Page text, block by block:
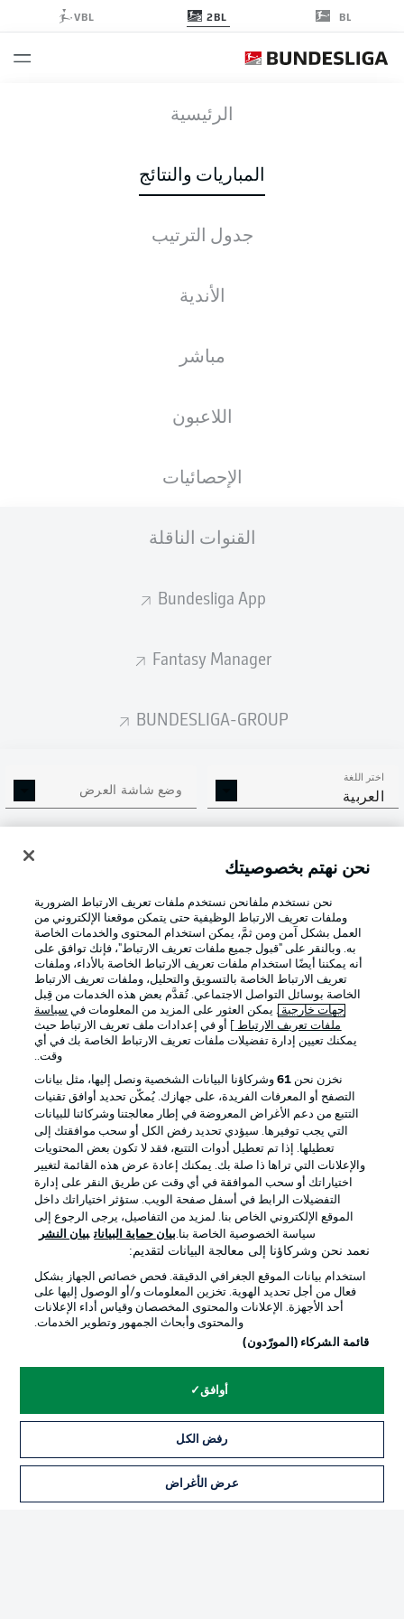
BL
2BL
VBL
الرئيسية
المباريات والنتائج
جدول الترتيب
الأندية
مباشر
اللاعبون
الإحصائيات
القنوات الناقلة
Bundesliga App
Fantasy Manager
BUNDESLIGA-GROUP
اختر اللغة
العربية وضع شاشة العرض
تسجيل الدخول
الأخبار التشكيلات الإحصائيات
انطلاق المباراة.
Football as it's meant to be
تطبيق الدوري الألماني
Official Partners
إدارة التفضيلات بيان الخصوصية
الوظائف
نحن نهتم بخصوصيتك
نحن نستخدم ملفانحن نستخدم ملفات تعريف الارتباط الضرورية
وملفات تعريف الارتباط الوظيفية حتى يتمكن موقعنا الإلكتروني من
العمل بشكل آمن ومن ثمَّ، يمكن استخدام المحتوى والخدمات الخاصة
به. وبالنقر على "قبول جميع ملفات تعريف الارتباط"، فإنك توافق على
أنه يمكننا أيضًا استخدام ملفات تعريف الارتباط الخاصة بالأداء، وملفات
تعريف الارتباط الخاصة بالتسويق والتحليل، وملفات تعريف الارتباط
الخاصة بوسائل التواصل الاجتماعي. تُقدَّم بعض هذه الخدمات من قِبل
جهات خارجية . يمكن العثور على المزيد من المعلومات في سياسة
ملفات تعريف الارتباط
] أو في إعدادات ملف تعريف الارتباط حيث
يمكنك تعيين إدارة تفضيلات ملفات تعريف الارتباط الخاصة بك في أي
وقت..
نخزن نحن 61وشركاؤنا البيانات الشخصية ونصل إليها، مثل بيانات
التصفح أو المعرفات الفريدة، على جهازك. يُمكّن تحديد أوافق تقنيات
التتبع من دعم الأغراض المعروضة في إطار معالجتنا وشركائنا للبيانات
التي يجب توفيرها. سيؤدي تحديد رفض الكل أو سحب موافقتك إلى
تعطيلها. إذا تم تعطيل أدوات التتبع، فقد لا تكون بعض المحتويات
والإعلانات التي تراها ذا صلة بك. يمكنك إعادة عرض هذه القائمة لتغيير
اختياراتك أو سحب الموافقة في أي وقت عن طريق النقر على إدارة
التفضيلات الرابط في أسفل صفحة الويب. ستؤثر اختياراتك داخل
الموقع الإلكتروني الخاص بنا. لمزيد من التفاصيل، يرجى الرجوع إلى
سياسة الخصوصية الخاصة بنا.بيان حماية البيانات بيان النشر
نعمد نحن وشركاؤنا إلى معالجة البيانات لتقديم:
استخدام بيانات الموقع الجغرافي الدقيقة. فحص خصائص الجهاز بشكل
فعال من أجل تحديد الهوية. تخزين المعلومات و/أو الوصول إليها على
أحد الأجهزة. الإعلانات والمحتوى المخصصان وقياس أداء الإعلانات
والمحتوى وأبحاث الجمهور وتطوير الخدمات.
قائمة الشركاء (المورّدون)
أوافق
رفض الكل
عرض الأغراض